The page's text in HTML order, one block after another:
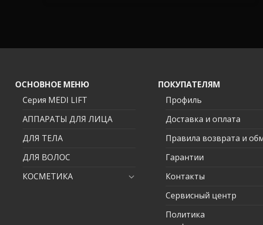
ОСНОВНОЕ МЕНЮ
Серия MEDI LIFT
АППАРАТЫ ДЛЯ ЛИЦА
ДЛЯ ТЕЛА
ДЛЯ ВОЛОС
КОСМЕТИКА
ПОКУПАТЕЛЯМ
Профиль
Доставка и оплата
Правила возврата и
Гарантии
Контакты
Сервисный центр
Политика